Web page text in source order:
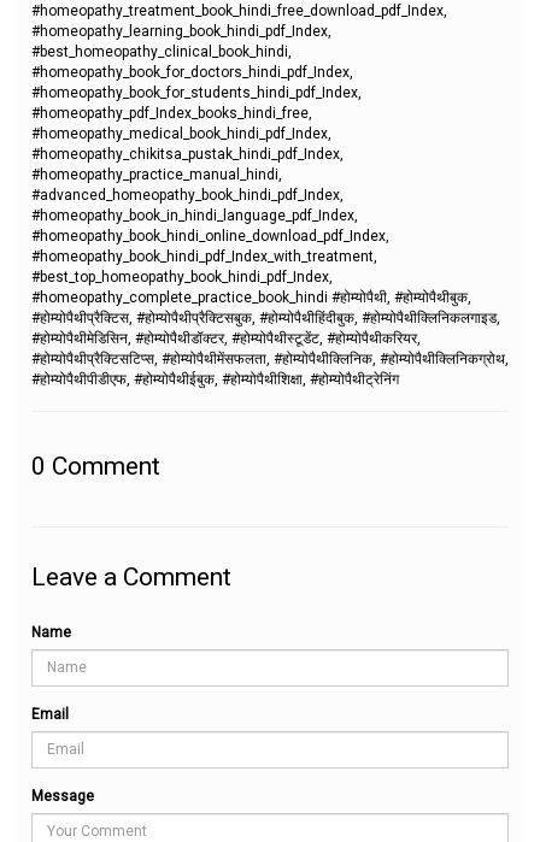
#homeopathy_treatment_book_hindi_free_download_pdf_Index,
#homeopathy_learning_book_hindi_pdf_Index,
#best_homeopathy_clinical_book_hindi,
#homeopathy_book_for_doctors_hindi_pdf_Index,
#homeopathy_book_for_students_hindi_pdf_Index,
#homeopathy_pdf_Index_books_hindi_free,
#homeopathy_medical_book_hindi_pdf_Index,
#homeopathy_chikitsa_pustak_hindi_pdf_Index,
#homeopathy_practice_manual_hindi,
#advanced_homeopathy_book_hindi_pdf_Index,
#homeopathy_book_in_hindi_language_pdf_Index,
#homeopathy_book_hindi_online_download_pdf_Index,
#homeopathy_book_hindi_pdf_Index_with_treatment,
#best_top_homeopathy_book_hindi_pdf_Index,
#homeopathy_complete_practice_book_hindi #होम्योपैथी, #होम्योपैथीबुक,
#होम्योपैथीप्रैक्टिस, #होम्योपैथीप्रैक्टिसबुक, #होम्योपैथीहिंदीबुक, #होम्योपैथीक्लिनिकलगाइड,
#होम्योपैथीमेडिसिन, #होम्योपैथीडॉक्टर, #होम्योपैथीस्टूडेंट, #होम्योपैथीकरियर,
#होम्योपैथीप्रैक्टिसटिप्स, #होम्योपैथीमेंसफलता, #होम्योपैथीक्लिनिक, #होम्योपैथीक्लिनिकग्रोथ,
#होम्योपैथीपीडीएफ, #होम्योपैथीईबुक, #होम्योपैथीशिक्षा, #होम्योपैथीट्रेनिंग
0 Comment
Leave a Comment
Name
Email
Message